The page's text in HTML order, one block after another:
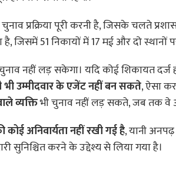
प्रक्रिया पूरी करनी है, जिसके चलते
51 निकायों में 17 मई और दो स्थानों
नहीं लड़ सकेगा। यदि कोई शिकायत दर्ज
भी उम्मीदवार के एजेंट नहीं बन सकते, ऐसा
व्यक्तिभी चुनाव नहीं लड़ सकते, जब तक वे
कोई अनिवार्यता नहीं रखी गई है, यानी
सुनिश्चित करने के उद्देश्य से लिया गया है।